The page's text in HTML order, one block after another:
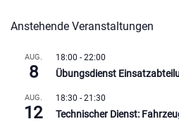
Anstehende Veranstaltungen
AUG.
8
18:00 - 22:00
Übungsdienst
AUG.
12
18:30 - 21:30
Technischer Dienst: